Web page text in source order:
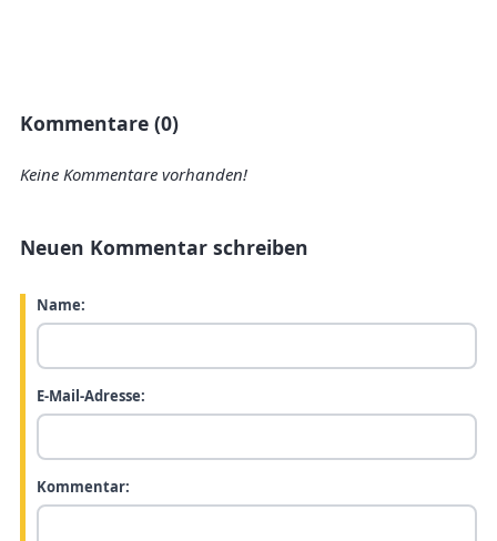
Kommentare (0)
Keine Kommentare vorhanden!
Neuen Kommentar schreiben
Name:
E-Mail-Adresse:
Kommentar: